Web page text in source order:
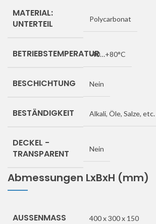
MATERIAL:
UNTERTEIL
Polycarbonat
BETRIEBSTEMPERATUR-40…+80°C
BESCHICHTUNG Nein
BESTÄNDIGKEIT Alkali, Öle, Salze, etc.
DECKEL -
TRANSPARENT
Nein
Abmessungen LxBxH (mm)
AUSSENMASS 400 x 300 x 150